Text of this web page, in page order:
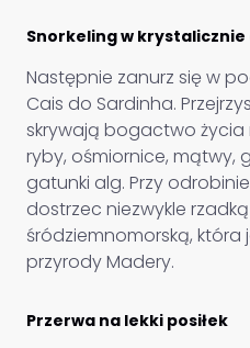
Snorkeling w
Następnie zanurz się w
Cais do Sardinha.
skrywają bogactwo życia
ryby, ośmiornice, mątwy,
gatunki alg. Przy
dostrzec niezwykle
śródziemnomorską, która
przyrody Madery.
Przerwa na lekki posiłek